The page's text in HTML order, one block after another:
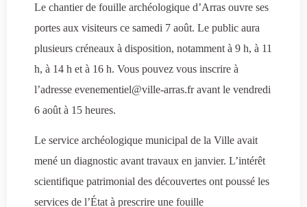
Le chantier de fouille archéologique d’Arras ouvre ses
portes aux visiteurs ce samedi 7 août. Le public aura
plusieurs créneaux à disposition, notamment à 9 h, à 11
h, à 14 h et à 16 h. Vous pouvez vous inscrire à
l’adresse evenementiel@ville-arras.fr avant le vendredi
6 août à 15 heures.
Le service archéologique municipal de la Ville avait
mené un diagnostic avant travaux en janvier. L’intérêt
scientifique patrimonial des découvertes ont poussé les
services de l’État à prescrire une fouille